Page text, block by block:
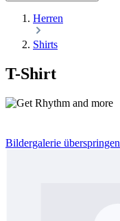
Herren
Shirts
T-Shirt
Bildergalerie überspringen